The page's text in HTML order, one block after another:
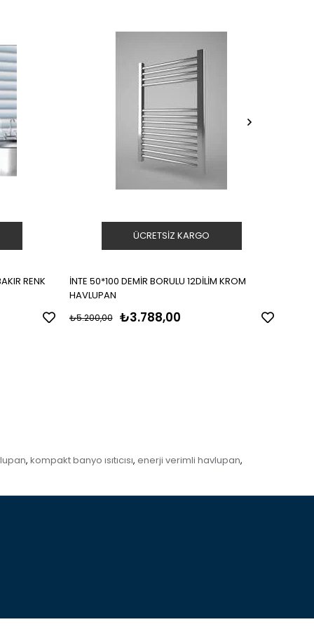
RENK
İNTE 50*100 DEMİR BORULU 12DİLİM KROM
HAVLUPAN
₺3.788,00
₺5.200,00
ÜCRETSIZ KARGO
, kompakt banyo ısıtıcısı, enerji verimli havlupan,